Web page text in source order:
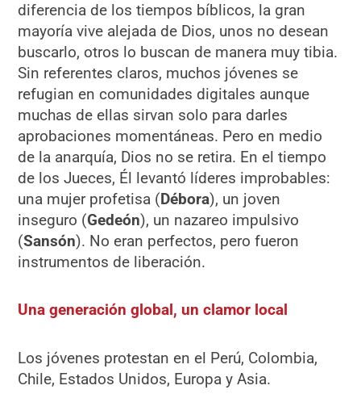
diferencia de los tiempos bíblicos, la gran
mayoría vive alejada de Dios, unos no desean
buscarlo, otros lo buscan de manera muy tibia.
Sin referentes claros, muchos jóvenes se
refugian en comunidades digitales aunque
muchas de ellas sirvan solo para darles
aprobaciones momentáneas. Pero en medio
de la anarquía, Dios no se retira. En el tiempo
de los Jueces, Él levantó líderes improbables:
una mujer profetisa (Débora), un joven
inseguro (Gedeón), un nazareo impulsivo
(Sansón). No eran perfectos, pero fueron
instrumentos de liberación.
Una generación global, un clamor local
Los jóvenes protestan en el Perú, Colombia,
Chile, Estados Unidos, Europa y Asia.